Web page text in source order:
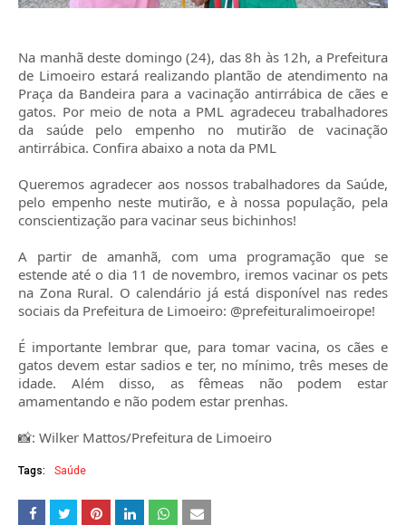
Na manhã deste domingo (24), das 8h às 12h, a Prefeitura
de Limoeiro estará realizando plantão de atendimento na
Praça da Bandeira para a vacinação antirrábica de cães e
gatos. Por meio de nota a PML agradeceu trabalhadores
da saúde pelo empenho no mutirão de vacinação
antirrábica. Confira abaixo a nota da PML
Queremos agradecer aos nossos trabalhadores da Saúde,
pelo empenho neste mutirão, e à nossa população, pela
conscientização para vacinar seus bichinhos!
A partir de amanhã, com uma programação que se
estende até o dia 11 de novembro, iremos vacinar os pets
na Zona Rural. O calendário já está disponível nas redes
sociais da Prefeitura de Limoeiro: @prefeituralimoeirope!
É importante lembrar que, para tomar vacina, os cães e
gatos devem estar sadios e ter, no mínimo, três meses de
idade. Além disso, as fêmeas não podem estar
amamentando e não podem estar prenhas.
📸: Wilker Mattos/Prefeitura de Limoeiro
Tags: Saúde